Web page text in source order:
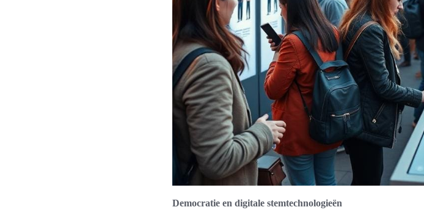
Democratie en digitale stemtechnologieën